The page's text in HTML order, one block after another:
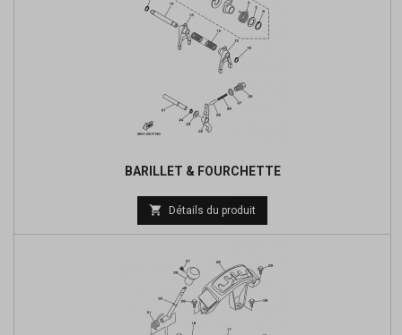
BARILLET & FOURCHETTE
 Détails du produit